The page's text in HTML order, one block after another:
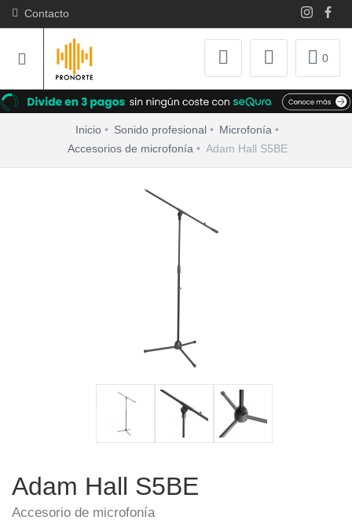
Contacto
0
Inicio Sonido profesional
Microfonía
Accesorios de microfonía
Adam Hall S5BE
Adam Hall S5BE
Accesorio de microfonía